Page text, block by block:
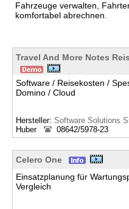
Fahrzeuge verwalten,
komfortabel abrechnen.
Travel And More Notes
Software / Reisekosten /
Domino / Cloud
Hersteller: Software Solutions
Huber
08642/5978-23
Celero One
Einsatzplanung für
Vergleich